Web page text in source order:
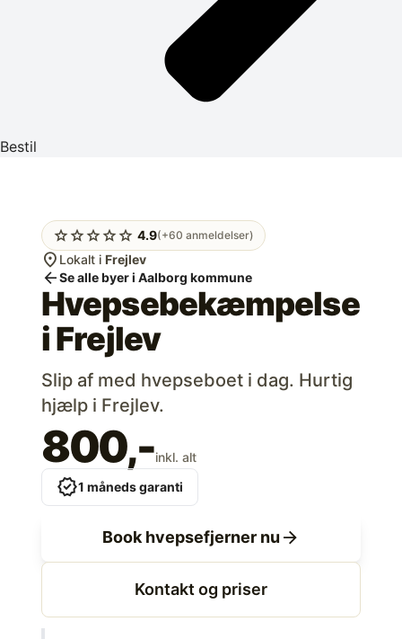
Bestil
starstarstarstarstar 4.9(+60 anmeldelser)
location_on Lokalt i Frejlev
arrow_backSe alle byer i Aalborg kommune
Hvepsebekæmpelse
iFrejlev
Slip af med hvepseboet i dag. Hurtig
hjælp i Frejlev.
800,-inkl. alt
verified1 måneds garanti
Book hvepsefjerner nu arrow_forward
Kontakt og priser